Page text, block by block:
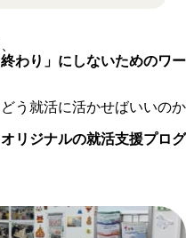
わり」にしないためのワー
う就活に活かせばいいのか
リジナルの就活支援プログ